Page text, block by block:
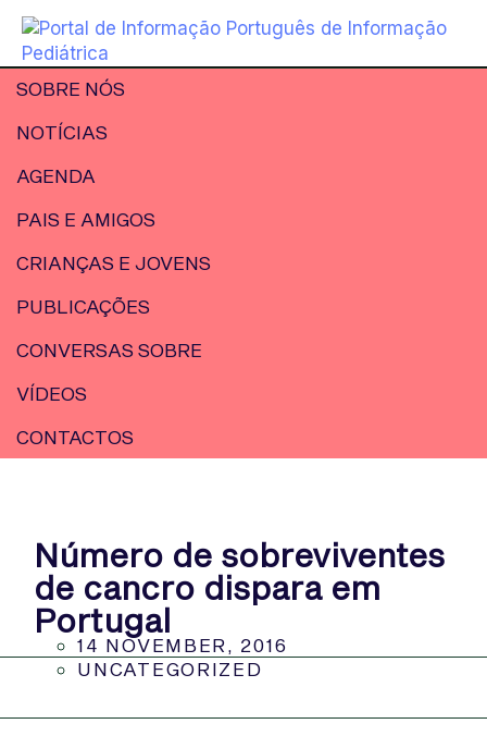
SOBRE NÓS
NOTÍCIAS
AGENDA
PAIS E AMIGOS
CRIANÇAS E JOVENS
PUBLICAÇÕES
CONVERSAS SOBRE
VÍDEOS
CONTACTOS
Número de sobreviventes
de cancro dispara em
Portugal
14 NOVEMBER, 2016
UNCATEGORIZED